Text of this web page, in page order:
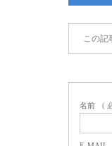
この記
名前 (